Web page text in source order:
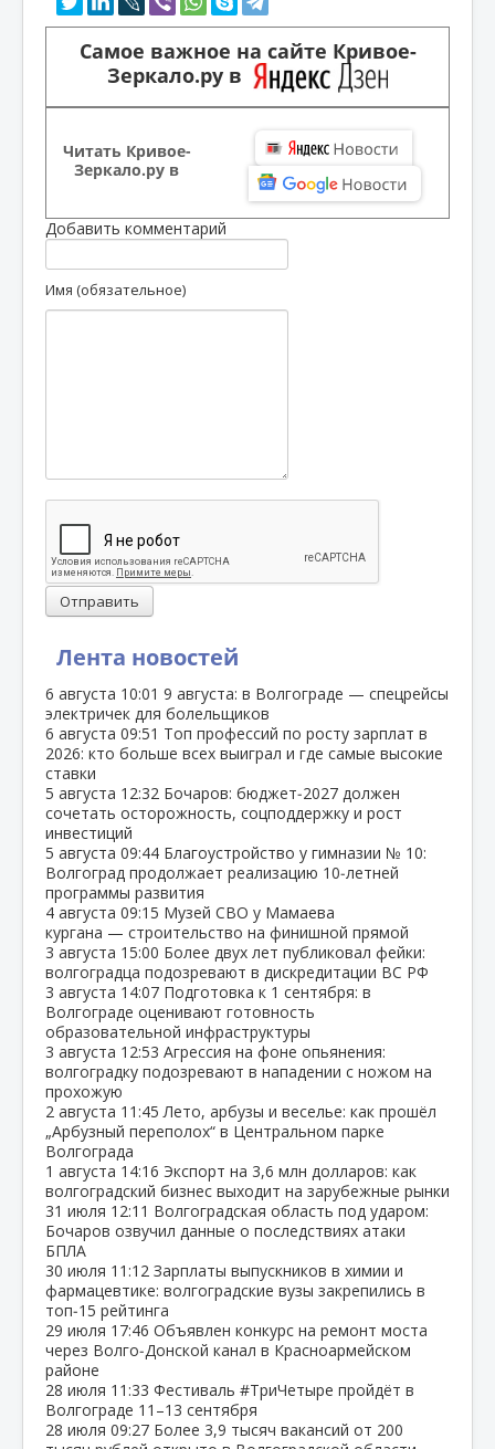
Лента новостей
6 августа 10:01 9 августа: в Волгограде — спецрейсы
электричек для болельщиков
6 августа 09:51 Топ профессий по росту зарплат в
2026: кто больше всех выиграл и где самые высокие
ставки
5 августа 12:32 Бочаров: бюджет‑2027 должен
сочетать осторожность, соцподдержку и рост
инвестиций
5 августа 09:44 Благоустройство у гимназии № 10:
Волгоград продолжает реализацию 10‑летней
программы развития
4 августа 09:15 Музей СВО у Мамаева
кургана — строительство на финишной прямой
3 августа 15:00 Более двух лет публиковал фейки:
волгоградца подозревают в дискредитации ВС РФ
3 августа 14:07 Подготовка к 1 сентября: в
Волгограде оценивают готовность
образовательной инфраструктуры
3 августа 12:53 Агрессия на фоне опьянения:
волгоградку подозревают в нападении с ножом на
прохожую
2 августа 11:45 Лето, арбузы и веселье: как прошёл
„Арбузный переполох“ в Центральном парке
Волгограда
1 августа 14:16 Экспорт на 3,6 млн долларов: как
волгоградский бизнес выходит на зарубежные рынки
31 июля 12:11 Волгоградская область под ударом:
Бочаров озвучил данные о последствиях атаки
БПЛА
30 июля 11:12 Зарплаты выпускников в химии и
фармацевтике: волгоградские вузы закрепились в
топ‑15 рейтинга
29 июля 17:46 Объявлен конкурс на ремонт моста
через Волго‑Донской канал в Красноармейском
районе
28 июля 11:33 Фестиваль #ТриЧетыре пройдёт в
Волгограде 11–13 сентября
28 июля 09:27 Более 3,9 тысяч вакансий от 200
Самое важное на сайте Кривое-
Зеркало.ру в
Читать Кривое-
Зеркало.ру в
Добавить комментарий
Имя (обязательное)
Отправить